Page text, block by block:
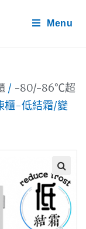
Menu
/ -80/-86℃超
櫃-低結霜/變
🔍